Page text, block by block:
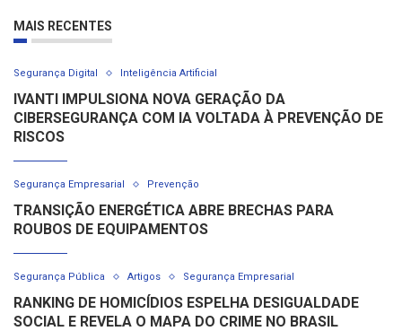
MAIS RECENTES
Segurança Digital Inteligência Artificial
IVANTI IMPULSIONA NOVA GERAÇÃO DA
CIBERSEGURANÇA COM IA VOLTADA À PREVENÇÃO DE
RISCOS
Segurança Empresarial Prevenção
TRANSIÇÃO ENERGÉTICA ABRE BRECHAS PARA
ROUBOS DE EQUIPAMENTOS
Segurança Pública Artigos Segurança Empresarial
RANKING DE HOMICÍDIOS ESPELHA DESIGUALDADE
SOCIAL E REVELA O MAPA DO CRIME NO BRASIL